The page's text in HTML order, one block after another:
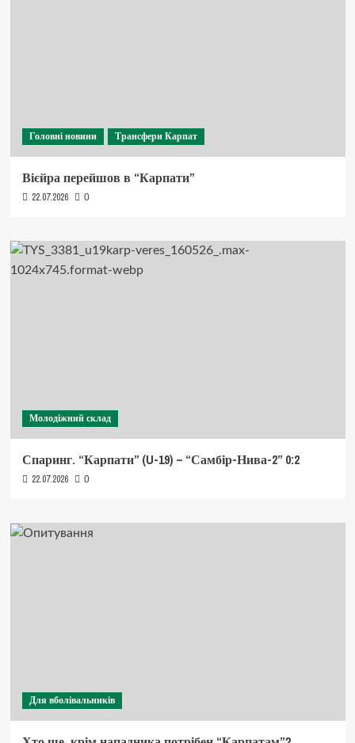
Головні новини Трансфери Карпат
Вієйра перейшов в “Карпати”
22.07.2026 0
Молодіжний склад
Спаринг. “Карпати” (U-19) – “Самбір-Нива-2” 0:2
22.07.2026 0
Для вболівальників